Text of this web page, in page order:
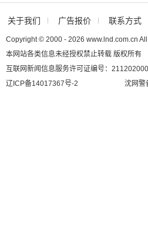
关于我们 广告报价 联系方式
Copyright © 2000 - 2026 www.lnd.com.cn
本网站各类信息未经授权禁止转载 版权所有
互联网新闻信息服务许可证编号：
辽ICP备14017367号-2
沈网警